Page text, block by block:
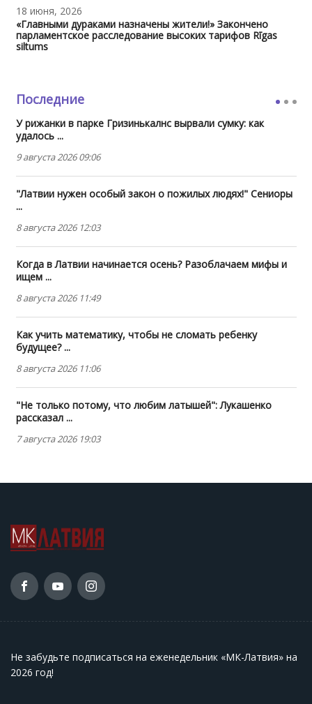
18 июня, 2026
«Главными дураками назначены жители!» Закончено
парламентское расследование высоких тарифов Rīgas
siltums
Последние
У рижанки в парке Гризинькалнс вырвали сумку: как
удалось ...
9 августа 2026 09:06
"Латвии нужен особый закон о пожилых людях!" Сениоры
...
8 августа 2026 12:03
Когда в Латвии начинается осень? Разоблачаем мифы и
ищем ...
8 августа 2026 11:49
Как учить математику, чтобы не сломать ребенку
будущее? ...
8 августа 2026 11:06
"Не только потому, что любим латышей": Лукашенко
рассказал ...
7 августа 2026 19:03
Не забудьте подписаться на еженедельник «МК-Латвия» на
2026 год!